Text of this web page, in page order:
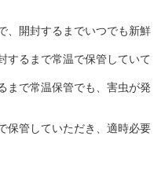
、開封するまでいつでも新鮮
するまで常温で保管していて
まで常温保管でも、害虫が発
保管していただき、適時必要